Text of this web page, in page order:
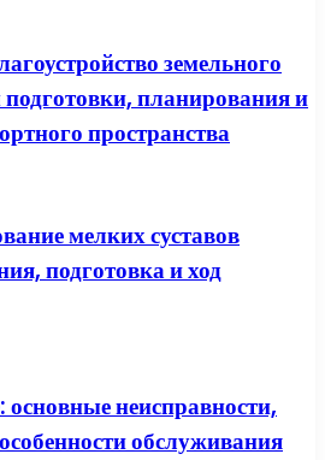
земельного
планирования и
пространства
мелких суставов
подготовка и ход
неисправности,
обслуживания